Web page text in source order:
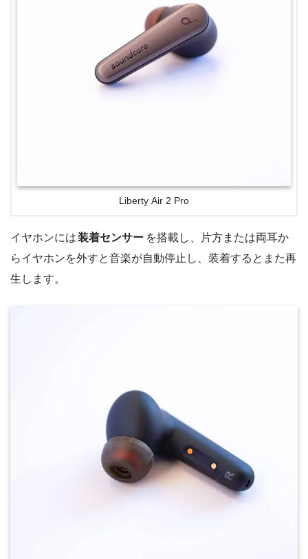
Liberty Air 2 Pro
イヤホンには装着センサー を搭載し、片方または両耳か
らイヤホンを外すと音楽が自動停止し、装着するとまた再
生します。